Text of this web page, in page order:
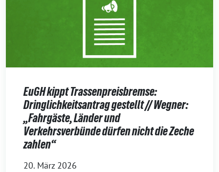
EuGH kippt Trassenpreisbremse:
Dringlichkeitsantrag gestellt // Wegner:
„Fahrgäste, Länder und
Verkehrsverbünde dürfen nicht die Zeche
zahlen“
20. März 2026